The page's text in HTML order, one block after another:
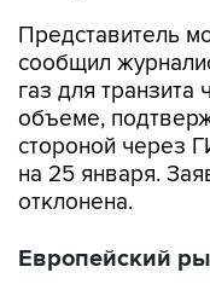
Представитель
сообщил
газ для
объеме,
стороной через
на 25 января.
отклонена.
Европейский